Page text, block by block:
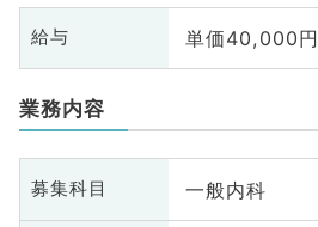
給与 単価40,000円
業務内容
募集科目 一般内科